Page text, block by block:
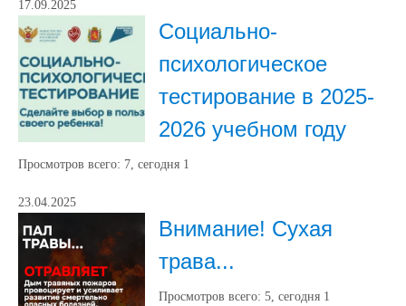
17.09.2025
Социально-
психологическое
тестирование в 2025-
2026 учебном году
Просмотров всего: 7, сегодня 1
23.04.2025
Внимание! Сухая
трава...
Просмотров всего: 5, сегодня 1